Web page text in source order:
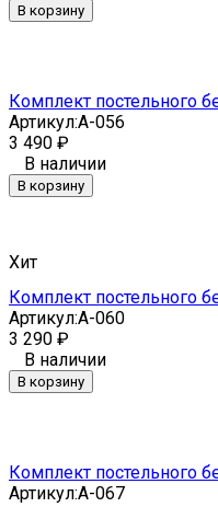
В корзину
Комплект постельного
Артикул:A-056
3 490 ₽
В наличии
В корзину
Хит
Комплект постельного
Артикул:A-060
3 290 ₽
В наличии
В корзину
Комплект постельного
Артикул:A-067